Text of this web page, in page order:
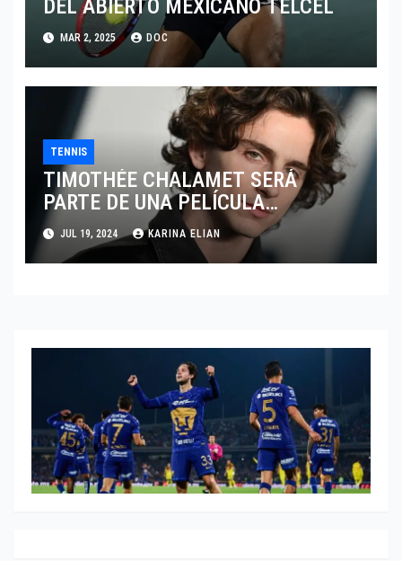
DEL ABIERTO MEXICANO TELCEL
MAR 2, 2025 DOC
TENNIS
TIMOTHÉE CHALAMET SERÁ
PARTE DE UNA PELÍCULA
ADENTRADA EN EL MUNDO DEL
PING PONG
JUL 19, 2024 KARINA ELIAN